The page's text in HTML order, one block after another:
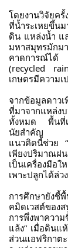
โดยงานวิจัยค
ที่น้ำระเหยขึ้น
ดิน แหล่งน้ำ แ
มหาสมุทรมักม
คาดการณ์ได้
(recycled
เกษตรมีความ
จากข้อมูลดาว
ที่มาจากแหล่ง
ทั้งหมด พื้นที่เ
นัยสำคัญ ทั้ง
แนวคิดนี้ช่วย “
เพียงปริมาณฝ
เป็นเครื่องมือ
เพาะปลูกได้ล่
การศึกษายัง
คมิดเวสต์ของ
การพึ่งพาควา
แล้ง” เมื่อดินแ
ส่วนแอฟริกาต